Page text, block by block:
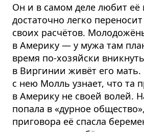
Он и в самом деле любит её
достаточно легко
своих расчётов.
в Америку — у мужа там
время по-хозяйски
в Виргинии живёт его мать.
с нею Молль узнает, что та
в Америку не своей волей.
попала в «дурное
приговора её спасла